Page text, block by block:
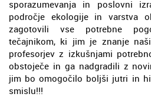
sporazumevanja in poslovni
področje ekologije in varstva
zagotovili vse potrebne
tečajnikom, ki jim je znanje
profesorjev z izkušnjami
obstoječe in ga nadgradili z
jim bo omogočilo boljši jutri in
smislu!!!